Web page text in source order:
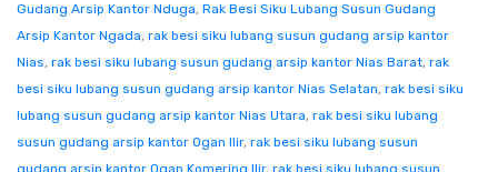
Gudang Arsip Kantor Nduga, Rak Besi Siku Lubang Susun Gudang
Arsip Kantor Ngada, rak besi siku lubang susun gudang arsip kantor
Nias, rak besi siku lubang susun gudang arsip kantor Nias Barat, rak
besi siku lubang susun gudang arsip kantor Nias Selatan, rak besi siku
lubang susun gudang arsip kantor Nias Utara, rak besi siku lubang
susun gudang arsip kantor Ogan Ilir, rak besi siku lubang susun
gudang arsip kantor Ogan Komering Ilir, rak besi siku lubang susun